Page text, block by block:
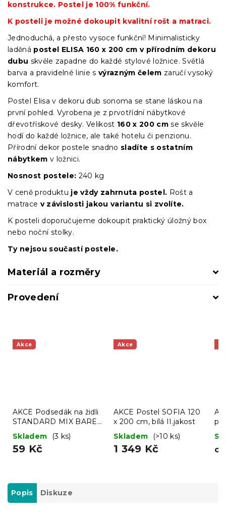
konstrukce. Postel je 100% funkční.
K posteli je možné dokoupit kvalitní rošt a matraci.
Jednoduchá, a přesto vysoce funkční! Minimalisticky
laděná postel ELISA 160 x 200 cm v přírodním dekoru
dubu skvěle zapadne do každé stylové ložnice. Světlá
barva a pravidelné linie s výrazným čelem zaručí vysoký
komfort.
Postel Elisa v dekoru dub sonoma se stane láskou na
první pohled. Vyrobena je z prvotřídní nábytkové
dřevotřískové desky. Velikost 160 x 200 cm se skvěle
hodí do každé ložnice, ale také hotelu či penzionu.
Přírodní dekor postele snadno sladíte s ostatním
nábytkem v ložnici.
Nosnost postele: 240 kg
V ceně produktu je vždy zahrnuta postel. Rošt a
matrace v závislosti jakou variantu si zvolíte.
K posteli doporučujeme dokoupit praktický úložný box
nebo noční stolky.
Ty nejsou součastí postele.
Materiál a rozměry
Provedení
Akce
AKCE Podsedák na židli
STANDARD MIX BAREV
II. jakost
Skladem (3 ks)
59 Kč
Akce
AKCE Postel SOFIA 120
x 200 cm, bílá II.jakost
Skladem
(>10 ks)
1 349 Kč od
Popis Diskuze